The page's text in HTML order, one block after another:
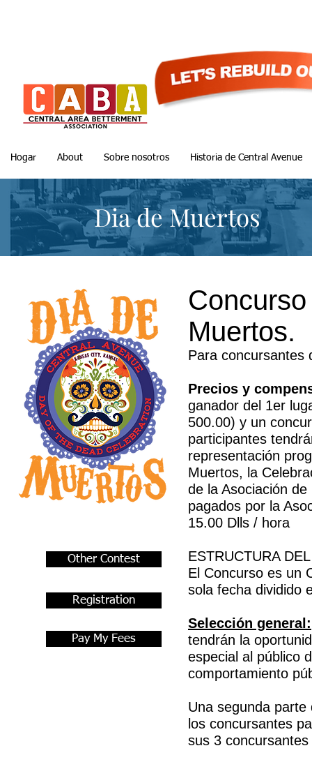
Hogar About Sobre nosotros Historia de Central Avenue
Dia de Muertos
Other Contest
Registration
Pay My Fees
Muertos.
Para concursantes
Precios y
ganador del 1er
500.00) y un
participantes
representación
Muertos, la
de la Asociación
pagados por la
15.00 Dlls / hora
ESTRUCTURA
El Concurso es un
sola fecha dividido
Selección general:
tendrán la
especial al público
comportamiento
Una segunda
los concursantes
sus 3